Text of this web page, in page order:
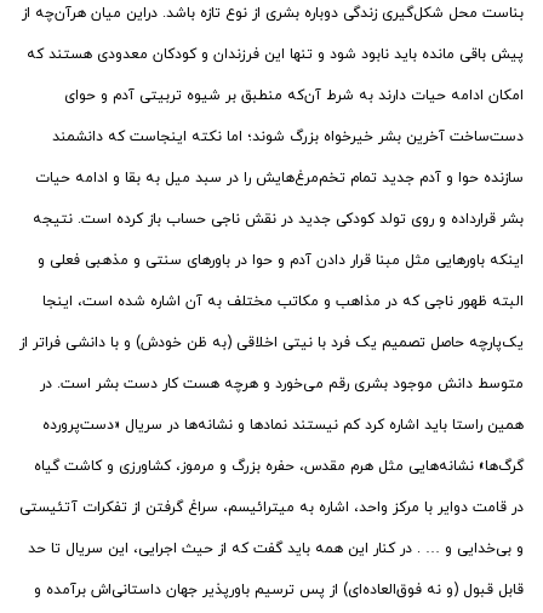
بناست محل شکل‌گیری زندگی دوباره بشری از نوع تازه باشد. دراین میان هرآن‌چه از
پیش باقی مانده باید نابود شود و تنها این فرزندان و کودکان معدودی هستند که
امکان ادامه حیات دارند به شرط آن‌که منطبق بر شیوه تربیتی آدم و حوای
دست‌ساخت آخرین بشر خیرخواه بزرگ شوند؛ اما نکته اینجاست که دانشمند
سازنده حوا و آدم جدید تمام تخم‌مرغ‌هایش را در سبد میل به بقا و ادامه حیات
بشر قرارداده و روی تولد کودکی جدید در نقش ناجی حساب باز کرده است. نتیجه
اینکه باورهایی مثل مبنا قرار دادن آدم و حوا در باورهای سنتی و مذهبی فعلی و
البته ظهور ناجی که در مذاهب و مکاتب مختلف به آن اشاره شده است، اینجا
یک‌پارچه حاصل تصمیم یک فرد با نیتی اخلاقی (به ظن خودش) و با دانشی فراتر از
متوسط دانش موجود بشری رقم می‌خورد و هرچه هست کار دست بشر است. در
همین راستا باید اشاره کرد کم نیستند نمادها و نشانه‌ها در سریال «دست‌پرورده
گرگ‌ها» نشانه‌هایی مثل هرم مقدس، حفره بزرگ و مرموز، کشاورزی و کاشت گیاه
در قامت دوایر با مرکز واحد، اشاره به میترائیسم، سراغ گرفتن از تفکرات آتئیستی
و بی‌خدایی و … . در کنار این همه باید گفت که از حیث اجرایی، این سریال تا حد
قابل قبول (و نه فوق‌العاده‌ای) از پس ترسیم باورپذیر جهان داستانی‌اش برآمده و